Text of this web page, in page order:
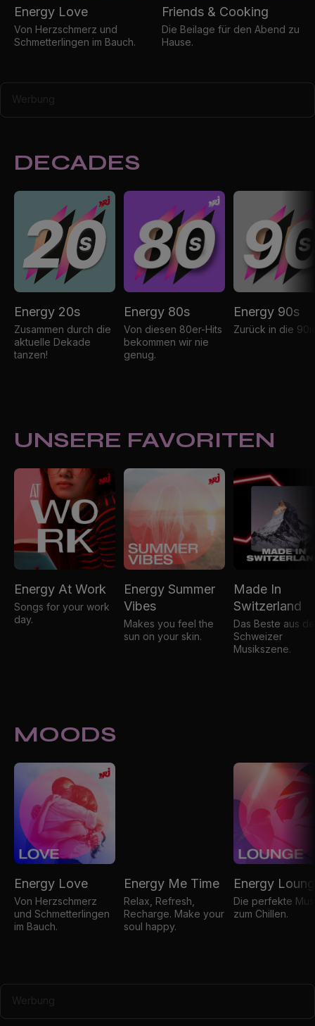
Energy Love
Von Herzschmerz und
Schmetterlingen im Bauch.
Friends & Cooking
Die Beilage für den Abend zu
Hause.
Werbung
DECADES
Energy 20s
Zusammen durch die
aktuelle Dekade
tanzen!
Energy 80s
Von diesen 80er-Hits
bekommen wir nie
genug.
Energy 90s
Zurück in die
UNSERE FAVORITEN
Energy At Work
Songs for your work
day.
Energy Summer
Vibes
Makes you feel the
sun on your skin.
Made In
Switzerland
Das Beste aus
Schweizer
Musikszene.
MOODS
Energy Love
Von Herzschmerz
und Schmetterlingen
im Bauch.
Energy Me Time
Relax, Refresh,
Recharge. Make your
soul happy.
Energy
Die perfekte
zum Chillen.
Werbung